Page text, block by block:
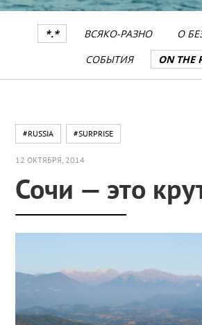
*.* ВСЯКО-РАЗНО
О
СОБЫТИЯ
ON THE
#RUSSIA #SURPRISE
12 ОКТЯБРЯ, 2014
Сочи — это